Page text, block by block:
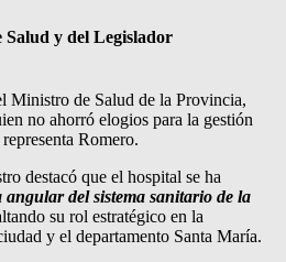
y del Legislador
Ministro de Salud de la Provincia,
no ahorró elogios para la gestión
Romero.
destacó que el hospital se ha
angular del sistema sanitario de la
su rol estratégico en la
y el departamento Santa María.